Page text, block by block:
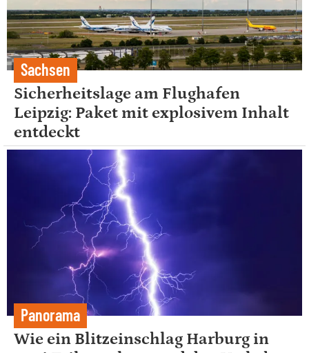
Sachsen
Sicherheitslage am Flughafen
Leipzig: Paket mit explosivem Inhalt
entdeckt
Panorama
Wie ein Blitzeinschlag Harburg in